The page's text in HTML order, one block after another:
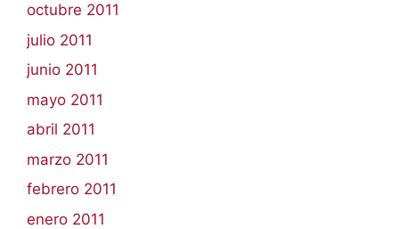
octubre 2011
julio 2011
junio 2011
mayo 2011
abril 2011
marzo 2011
febrero 2011
enero 2011